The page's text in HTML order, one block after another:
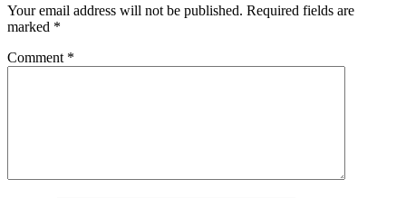
Your email address will not be published. Required fields are
marked *
Comment *